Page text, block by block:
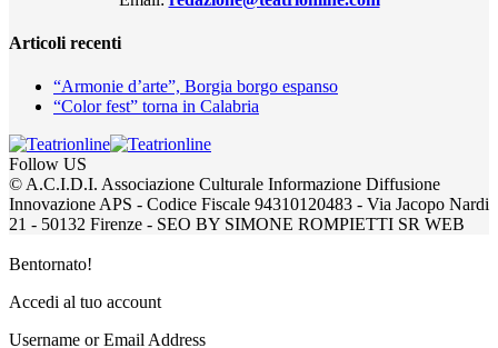
Articoli recenti
“Armonie d’arte”, Borgia borgo espanso
“Color fest” torna in Calabria
Follow US
© A.C.I.D.I. Associazione Culturale Informazione Diffusione
Innovazione APS - Codice Fiscale 94310120483 - Via Jacopo Nardi
21 - 50132 Firenze - SEO BY SIMONE ROMPIETTI SR WEB
Bentornato!
Accedi al tuo account
Username or Email Address